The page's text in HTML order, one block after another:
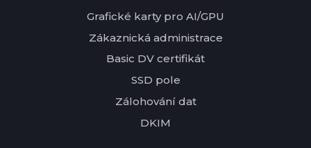
Grafické karty pro AI/GPU
Zákaznická administrace
Basic DV certifikát
SSD pole
Zálohování dat
DKIM